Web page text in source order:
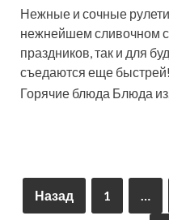
Нежные и сочные
нежнейшем сливочном
праздников, так и для
съедаются еще
Горячие блюда Блюда
Назад 1 …